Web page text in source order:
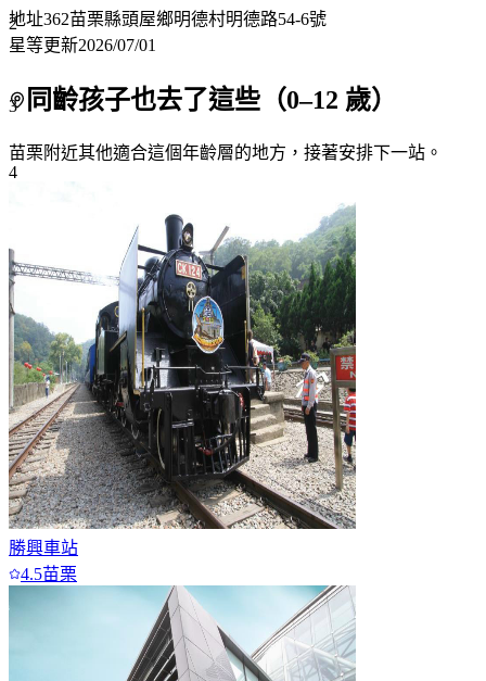
2
3
4
6
7+
地址362苗栗縣頭屋鄉明德村明德路54-6號
星等更新2026/07/01
同齡孩子也去了這些（0–12 歲）
苗栗附近其他適合這個年齡層的地方，接著安排下一站。
勝興車站
4.5苗栗